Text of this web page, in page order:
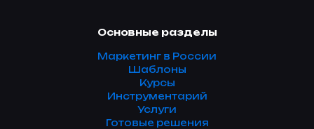
Основные разделы
Маркетинг в России
Шаблоны
Курсы
Инструментарий
Услуги
Готовые решения